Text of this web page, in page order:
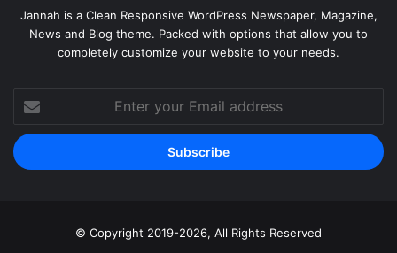
Jannah is a Clean Responsive WordPress Newspaper, Magazine,
News and Blog theme. Packed with options that allow you to
completely customize your website to your needs.
your
Email
address
© Copyright 2019-2026, All Rights Reserved